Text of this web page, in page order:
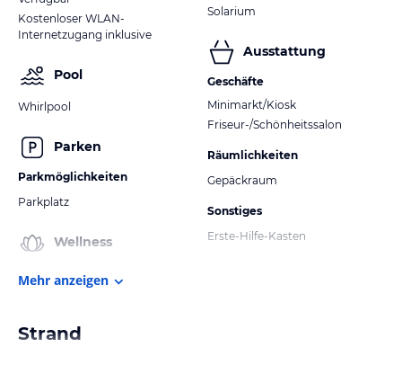
Kostenloser WLAN-
Internetzugang inklusive
Pool
Whirlpool
Parken
Parkmöglichkeiten
Parkplatz
Wellness
Solarium
Ausstattung
Geschäfte
Minimarkt/Kiosk
Friseur-/Schönheitssalon
Räumlichkeiten
Gepäckraum
Sonstiges
Erste-Hilfe-Kasten
Mehr anzeigen
Strand